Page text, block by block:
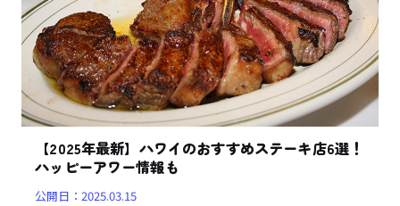
【2025年最新】ハワイのおすすめステーキ店6選！
ハッピーアワー情報も
公開日：2025.03.15